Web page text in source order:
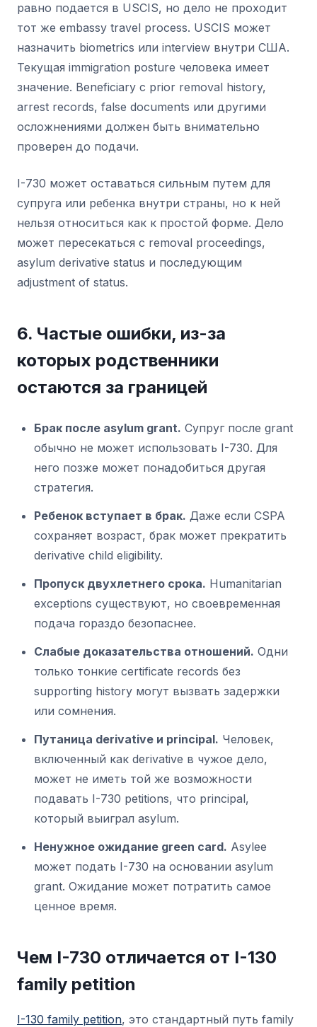
равно подается в USCIS, но дело не проходит
тот же embassy travel process. USCIS может
назначить biometrics или interview внутри США.
Текущая immigration posture человека имеет
значение. Beneficiary с prior removal history,
arrest records, false documents или другими
осложнениями должен быть внимательно
проверен до подачи.
I-730 может оставаться сильным путем для
супруга или ребенка внутри страны, но к ней
нельзя относиться как к простой форме. Дело
может пересекаться с removal proceedings,
asylum derivative status и последующим
adjustment of status.
6. Частые ошибки, из-за
которых родственники
остаются за границей
Брак после asylum grant. Супруг после grant
обычно не может использовать I-730. Для
него позже может понадобиться другая
стратегия.
Ребенок вступает в брак. Даже если CSPA
сохраняет возраст, брак может прекратить
derivative child eligibility.
Пропуск двухлетнего срока. Humanitarian
exceptions существуют, но своевременная
подача гораздо безопаснее.
Слабые доказательства отношений. Одни
только тонкие certificate records без
supporting history могут вызвать задержки
или сомнения.
Путаница derivative и principal. Человек,
включенный как derivative в чужое дело,
может не иметь той же возможности
подавать I-730 petitions, что principal,
который выиграл asylum.
Ненужное ожидание green card. Asylee
может подать I-730 на основании asylum
grant. Ожидание может потратить самое
ценное время.
Чем I-730 отличается от I-130
family petition
I-130 family petition, это стандартный путь family